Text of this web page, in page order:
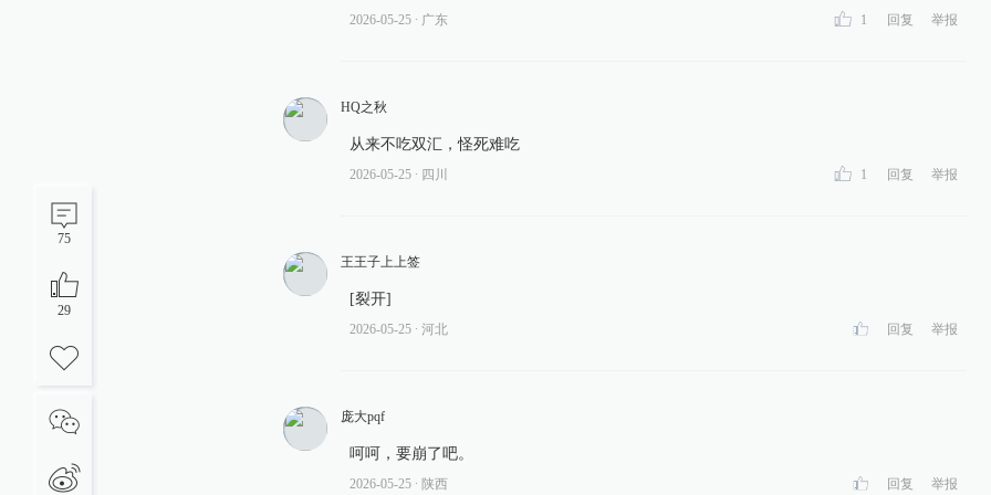
75
29
2026-05-25 ∙ 广东 1 回复 举报
HQ之秋
从来不吃双汇，怪死难吃
2026-05-25 ∙ 四川 1 回复 举报
王王子上上签
[裂开]
2026-05-25 ∙ 河北 回复 举报
庞大pqf
呵呵，要崩了吧。
2026-05-25 ∙ 陕西 回复 举报